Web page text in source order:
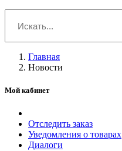
Главная
Новости
Мой кабинет
Отследить заказ
Уведомления о товарах
Диалоги